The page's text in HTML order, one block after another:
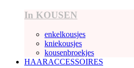
In KOUSEN
enkelkousjes
kniekousjes
kousenbroekjes
HAARACCESSOIRES